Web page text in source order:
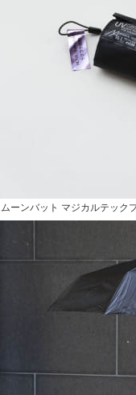
ムーンバット マジカルテック